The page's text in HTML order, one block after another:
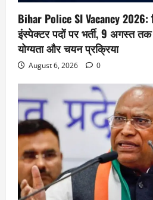
Bihar Police SI Vacancy 2026:
इंस्पेक्टर पदों पर भर्ती, 9 अगस्त
योग्यता और चयन प्रक्रिया
August 6, 2026 0